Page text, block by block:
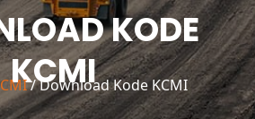
KODE
KCMI
/ Download Kode KCMI